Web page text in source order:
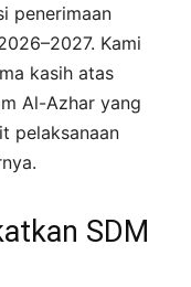
penerimaan
Kami
kasih atas
Al-Azhar yang
pelaksanaan
SDM